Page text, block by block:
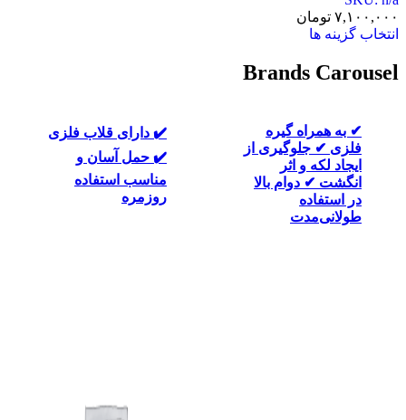
از
✔️ دارای قلاب فلزی
✔️ حمل آسان و
مناسب استفاده
✔ ساخته
بادوام